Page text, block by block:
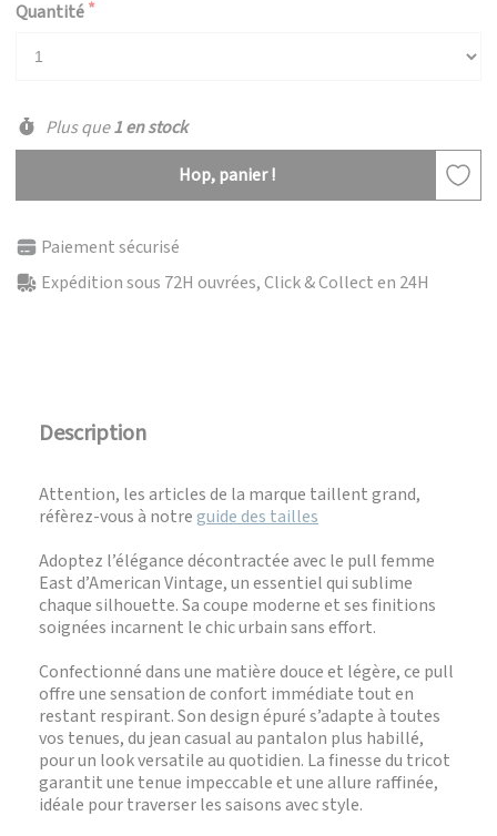
Quantité
Plus que1 en stock
Hop, panier !
Paiement sécurisé
Expédition sous 72H ouvrées, Click & Collect en 24H
Description
Attention, les articles de la marque taillent grand,
réfèrez-vous à notreguide des tailles
Adoptez l’élégance décontractée avec le pull femme
East d’American Vintage, un essentiel qui sublime
chaque silhouette. Sa coupe moderne et ses finitions
soignées incarnent le chic urbain sans effort.
Confectionné dans une matière douce et légère, ce pull
offre une sensation de confort immédiate tout en
restant respirant. Son design épuré s’adapte à toutes
vos tenues, du jean casual au pantalon plus habillé,
pour un look versatile au quotidien. La finesse du tricot
garantit une tenue impeccable et une allure raffinée,
idéale pour traverser les saisons avec style.